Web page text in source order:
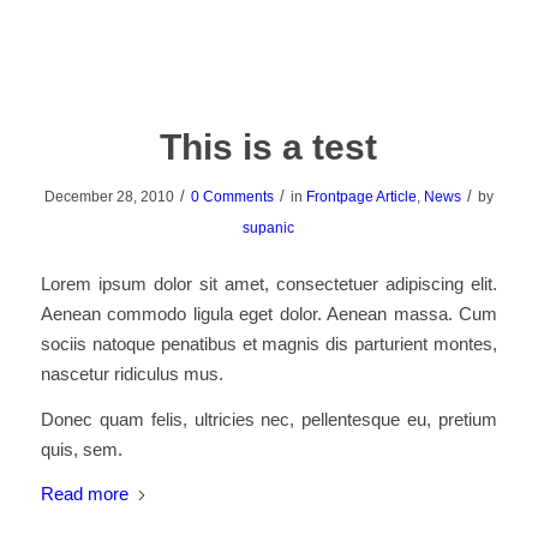
This is a test
December 28, 2010 / 0 Comments / in Frontpage Article, News / by
supanic
Lorem ipsum dolor sit amet, consectetuer adipiscing elit.
Aenean commodo ligula eget dolor. Aenean massa. Cum
sociis natoque penatibus et magnis dis parturient montes,
nascetur ridiculus mus.
Donec quam felis, ultricies nec, pellentesque eu, pretium
quis, sem.
Read more